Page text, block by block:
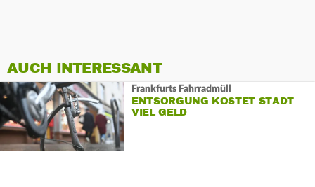
AUCH INTERESSANT
Frankfurts Fahrradmüll
ENTSORGUNG KOSTET STADT
VIEL GELD